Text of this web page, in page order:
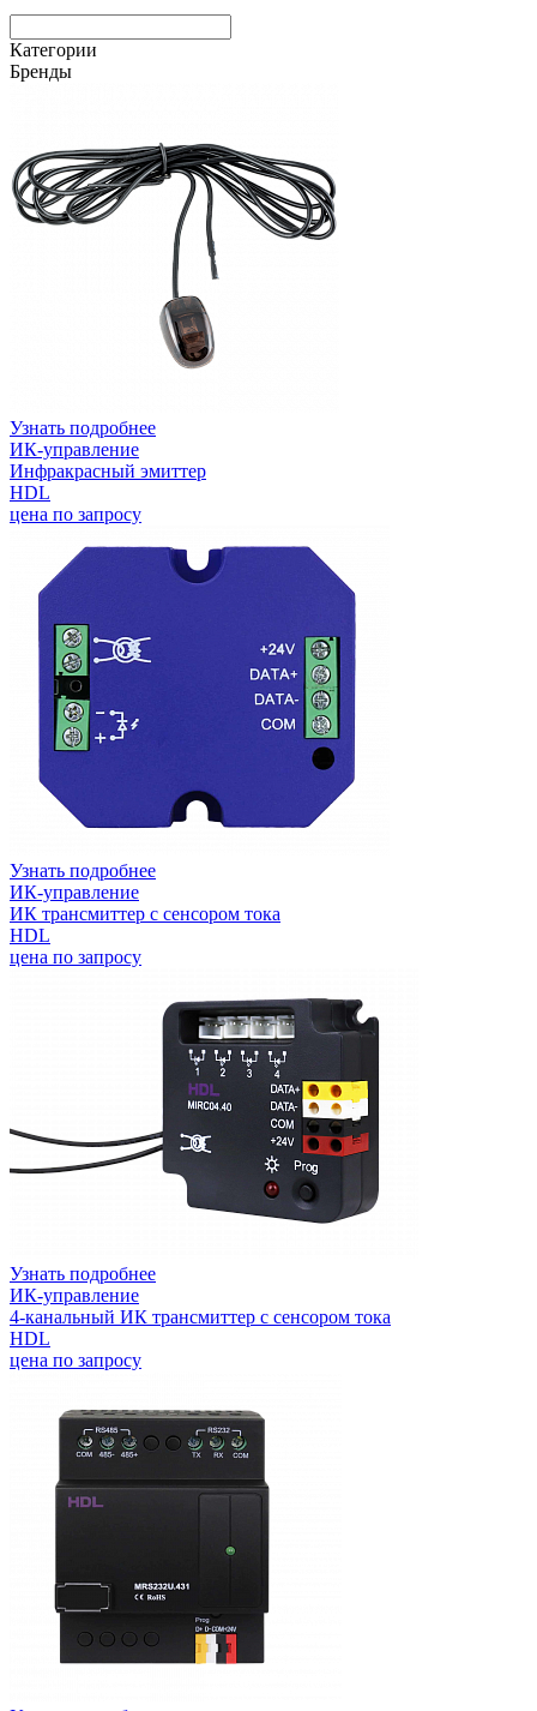
Категории
Бренды
Узнать подробнее
ИК-управление
Инфракрасный эмиттер
HDL
цена по запросу
Узнать подробнее
ИК-управление
ИК трансмиттер с сенсором тока
HDL
цена по запросу
Узнать подробнее
ИК-управление
4-канальный ИК трансмиттер с сенсором тока
HDL
цена по запросу